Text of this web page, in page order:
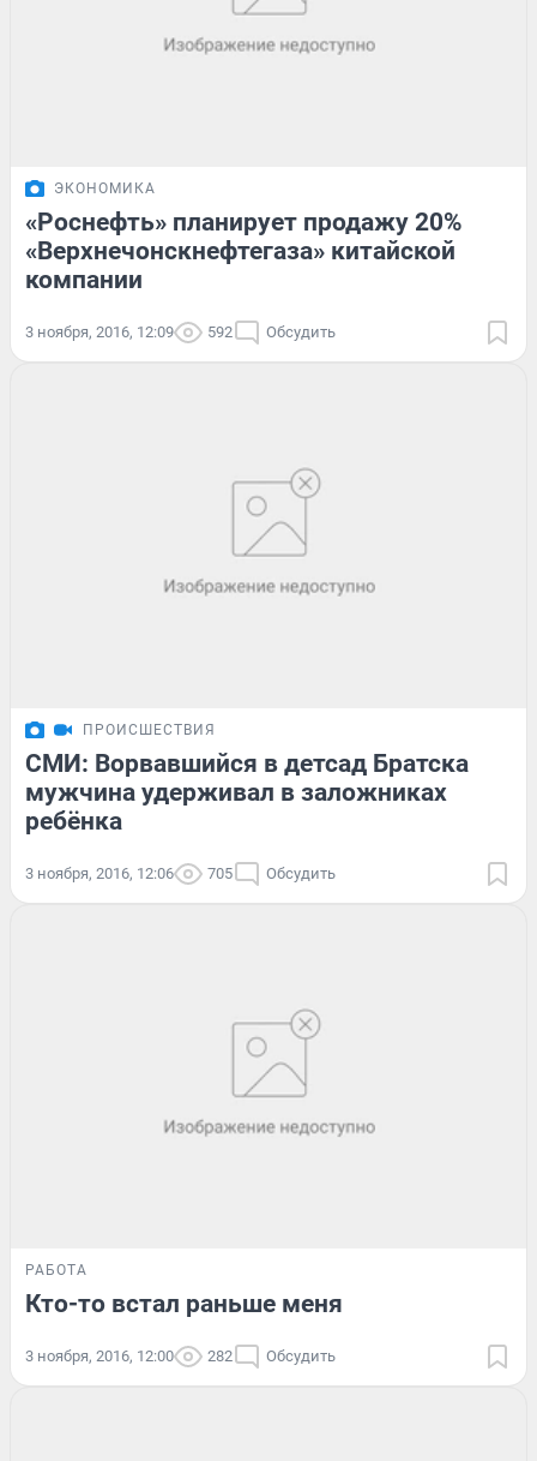
ЭКОНОМИКА
«Роснефть» планирует продажу 20%
«Верхнечонскнефтегаза» китайской
компании
3 ноября, 2016, 12:09 592 Обсудить
ПРОИСШЕСТВИЯ
СМИ: Ворвавшийся в детсад Братска
мужчина удерживал в заложниках
ребёнка
3 ноября, 2016, 12:06 705 Обсудить
РАБОТА
Кто-то встал раньше меня
3 ноября, 2016, 12:00 282 Обсудить